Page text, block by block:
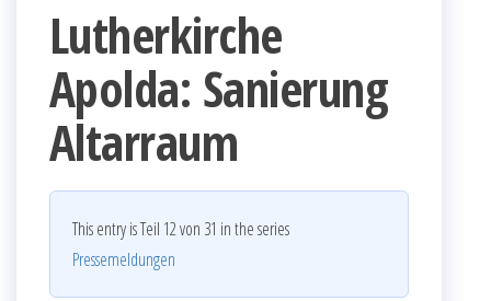
Lutherkirche
Apolda: Sanierung
Altarraum
This entry is Teil 12 von 31 in the series
Pressemeldungen